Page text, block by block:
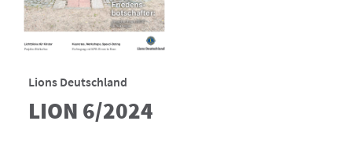
Lions Deutschland
LION 6/2024